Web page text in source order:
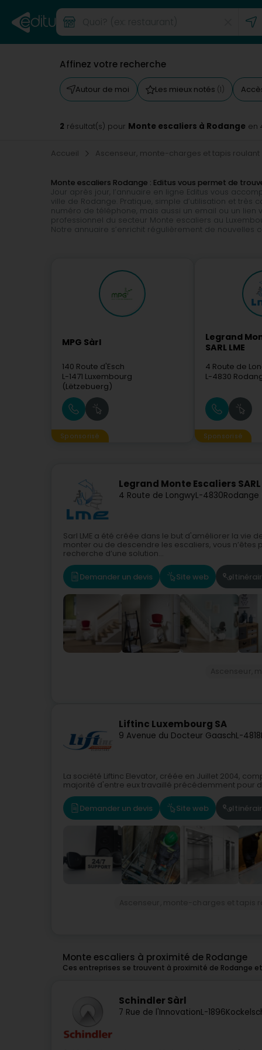
Affinez votre recherche
Autour de moi Les mieux notés (1)
2 résultat(s) pour Monte escaliers à Rodange en
Accueil Ascenseur, monte-charges et tapis roulant
Monte escaliers Rodange : Editus vous permet de
Jour après jour, l’annuaire en ligne Editus vous
ville de Rodange. Pratique, simple d’utilisation et
numéro de téléphone, mais aussi un email ou un lien
professionnel du secteur Monte escaliers au
Notre annuaire s’enrichit régulièrement de nouvelles
MPG Sàrl
140 Route d'Esch
L-1471 Luxembourg
(Lëtzebuerg)
Sponsorisé
Legrand
SARL LME
4 Route de
L-4830
Sponsorisé
Legrand Monte Escaliers SARL
4 Route de LongwyL-4830
Sarl LME a été créée dans le but d'améliorer la vie
monter ou de descendre les escaliers, vous
recherche d’une solution...
Demander un devis Site web
Liftinc Luxembourg SA
9 Avenue du Docteur GaaschL-4818
La société Liftinc Elevator, créée en Juillet 2004,
majorité d'entre eux travaillé précédemment pour
Demander un devis Site web
Monte escaliers à proximité de Rodange
Ces entreprises se trouvent à proximité de Rodange
Schindler Sàrl
7 Rue de l'InnovationL-1896